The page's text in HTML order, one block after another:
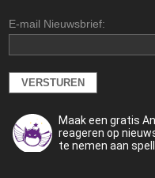
E-mail Nieuwsbrief:
Maak een gratis
reageren op
te nemen aan